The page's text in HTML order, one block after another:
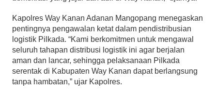
Kapolres Way Kanan Adanan Mangopang menegaskan
pentingnya pengawalan ketat dalam pendistribusian
logistik Pilkada. “Kami berkomitmen untuk mengawal
seluruh tahapan distribusi logistik ini agar berjalan
aman dan lancar, sehingga pelaksanaan Pilkada
serentak di Kabupaten Way Kanan dapat berlangsung
tanpa hambatan,” ujar Kapolres.